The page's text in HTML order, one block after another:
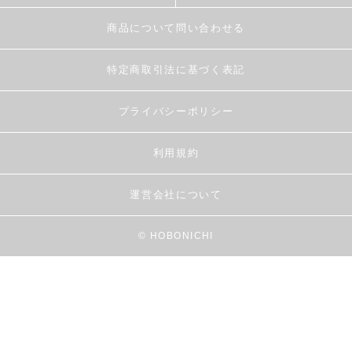
商品について問い合わせる
特定商取引法に基づく表記
プライバシーポリシー
利用規約
運営会社について
© HOBONICHI